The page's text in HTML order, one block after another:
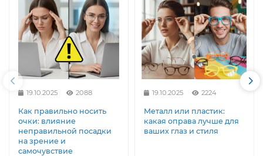
19.10.2025 2088
Как правильно носить
очки: влияние
неправильной посадки
на зрение и
самочувствие
19.10.2025 2224
Металл или пластик:
какая оправа лучше для
ваших глаз и стиля